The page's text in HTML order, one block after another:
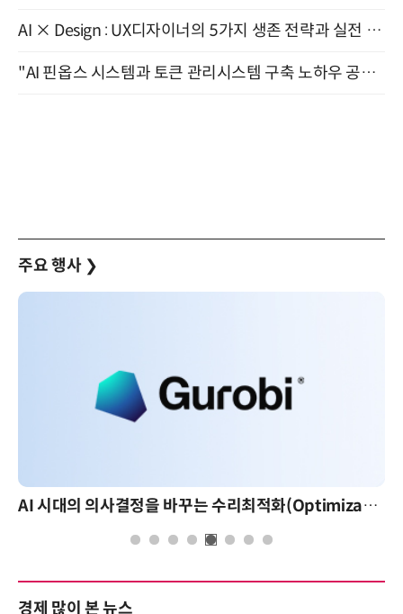
AI × Design : UX디자이너의 5가지 생존 전략과 실전 대응 8월 28일 개최
"AI 핀옵스 시스템과 토큰 관리시스템 구축 노하우 공개" 잠실 한국광고문화회관 2층 대회의실 (8/21)
주요 행사 ❯
AI 시대의 의사결정을 바꾸는 수리최적화(Optimization): 실제 산업 적용 사례와 활용 전략
경제 많이 본 뉴스